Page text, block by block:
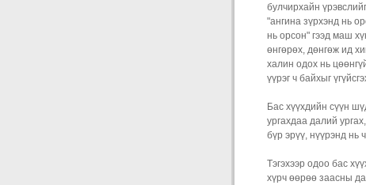
булчирхайн
"ангина зүрхэнд нь
нь орсон" гээд маш
өнгөрөх, дөнгөж ид
халин одох нь
үүрэг ч байхыг
Бас хүүхдийн сүүн
ургахдаа далий
бүр эрүү, нүүрэнд нь
Тэгэхээр одоо бас
хүрч өөрөө заасны